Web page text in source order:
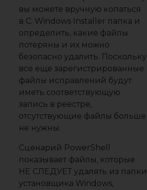
вы можете вручную копаться
в C: Windows Installer папка и
определить, какие файлы
потеряны и их можно
безопасно удалить. Поскольку
все еще зарегистрированные
файлы исправлений будут
иметь соответствующую
запись в реестре,
отсутствующие файлы больше
не нужны.
Сценарий PowerShell
показывает файлы, которые
НЕ СЛЕДУЕТ удалять из папки
установщика Windows,